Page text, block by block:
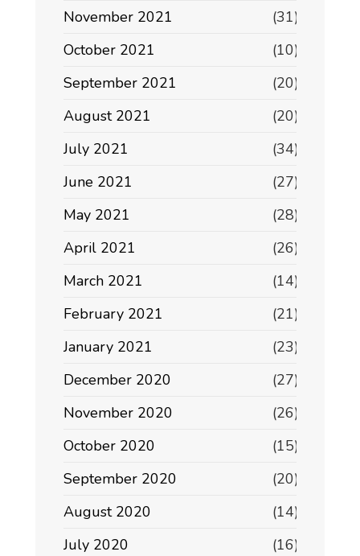
November 2021
(31)
October 2021
(10)
September 2021
(20)
August 2021
(20)
July 2021
(34)
June 2021
(27)
May 2021
(28)
April 2021
(26)
March 2021
(14)
February 2021
(21)
January 2021
(23)
December 2020
(27)
November 2020
(26)
October 2020
(15)
September 2020
(20)
August 2020
(14)
July 2020
(16)